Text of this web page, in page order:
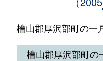
檜山郡厚沢部町の一
檜山郡厚沢部町の